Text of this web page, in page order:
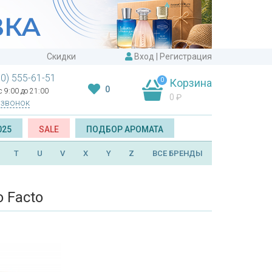
Скидки Вход Регистрация
555-61-51
9:00 до 21:00 0
0 Корзина
0 ₽
SALE ПОДБОР АРОМАТА
T U V X Y Z ВСЕ БРЕНДЫ
Facto